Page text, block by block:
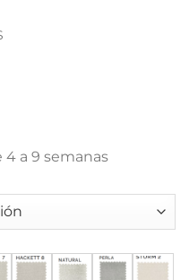
4 a 9 semanas